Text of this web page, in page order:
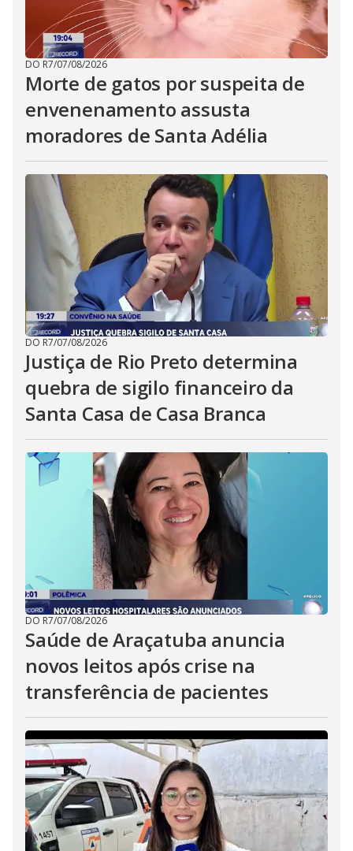
DO R7/07/08/2026
Morte de gatos por suspeita de
envenenamento assusta
moradores de Santa Adélia
DO R7/07/08/2026
Justiça de Rio Preto determina
quebra de sigilo financeiro da
Santa Casa de Casa Branca
DO R7/07/08/2026
Saúde de Araçatuba anuncia
novos leitos após crise na
transferência de pacientes